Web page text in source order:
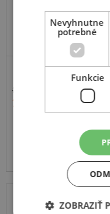
36,90 €
21,70 €
SKLADOM
Na
Nevyhnutne
potrebné
Funkcie
ZOBRAZIŤ